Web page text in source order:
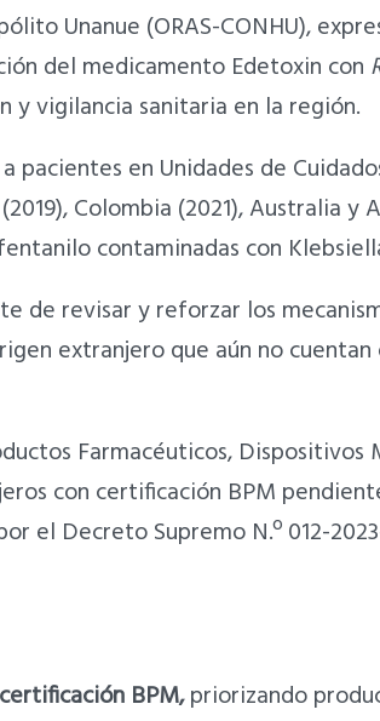
Unanue (ORAS-CONHU),
del medicamento Edetoxin con
vigilancia sanitaria en la región.
en Unidades de
Colombia (2021), Australia
contaminadas con
de revisar y reforzar los
extranjero que aún no
Farmacéuticos,
con certificación BPM
el Decreto Supremo N.º 012-
BPM,priorizando